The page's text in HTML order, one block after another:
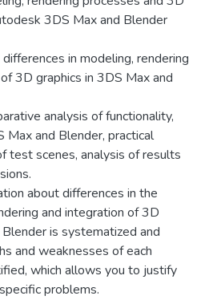
3DS Max and Blender
in modeling, rendering
3D graphics in 3DS Max and
analysis of functionality,
and Blender, practical
test scenes, analysis of results
about differences in the
and integration of 3D
is systematized and
and weaknesses of each
which allows you to justify
problems.